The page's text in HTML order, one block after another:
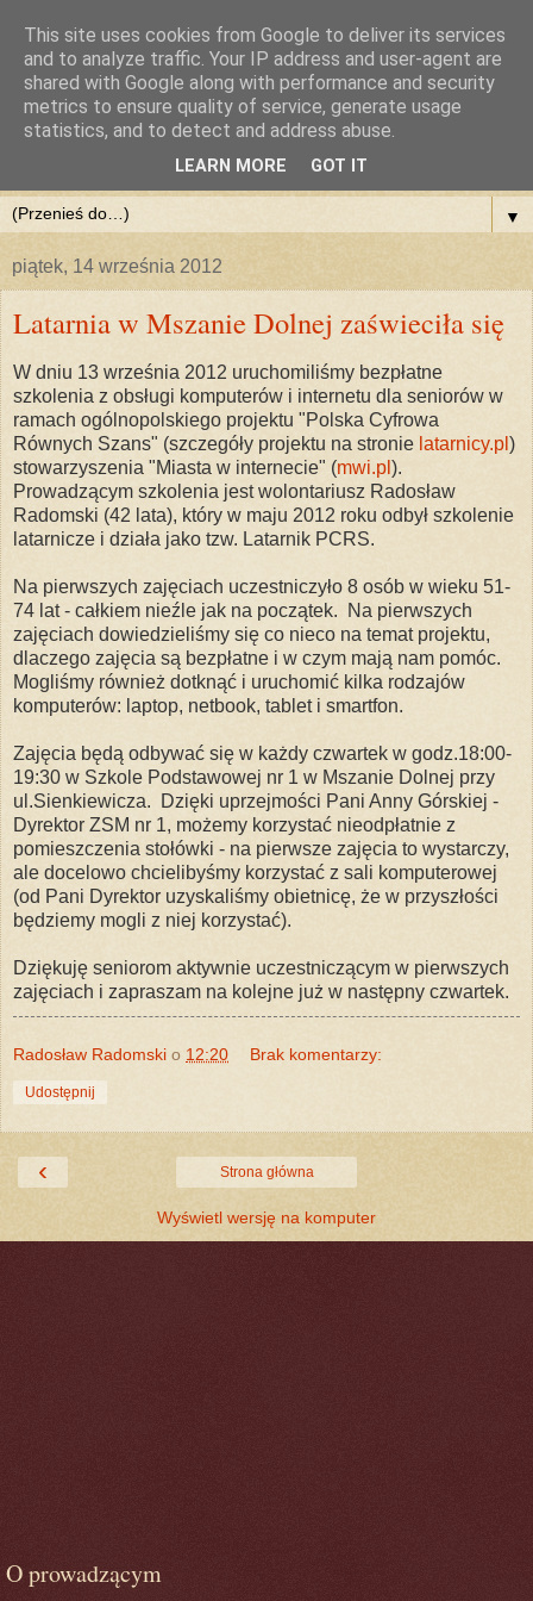
▼
piątek, 14 września 2012
Latarnia w Mszanie Dolnej zaświeciła się
W dniu 13 września 2012 uruchomiliśmy bezpłatne
szkolenia z obsługi komputerów i internetu dla seniorów w
ramach ogólnopolskiego projektu "Polska Cyfrowa
Równych Szans" (szczegóły projektu na stronie latarnicy.pl )
stowarzyszenia "Miasta w internecie" (mwi.pl ).
Prowadzącym szkolenia jest wolontariusz Radosław
Radomski (42 lata), który w maju 2012 roku odbył szkolenie
latarnicze i działa jako tzw. Latarnik PCRS.
Na pierwszych zajęciach uczestniczyło 8 osób w wieku 51-
74 lat - całkiem nieźle jak na początek. Na pierwszych
zajęciach dowiedzieliśmy się co nieco na temat projektu,
dlaczego zajęcia są bezpłatne i w czym mają nam pomóc.
Mogliśmy również dotknąć i uruchomić kilka rodzajów
komputerów: laptop, netbook, tablet i smartfon.
Zajęcia będą odbywać się w każdy czwartek w godz.18:00-
19:30 w Szkole Podstawowej nr 1 w Mszanie Dolnej przy
ul.Sienkiewicza. Dzięki uprzejmości Pani Anny Górskiej -
Dyrektor ZSM nr 1, możemy korzystać nieodpłatnie z
pomieszczenia stołówki - na pierwsze zajęcia to wystarczy,
ale docelowo chcielibyśmy korzystać z sali komputerowej
(od Pani Dyrektor uzyskaliśmy obietnicę, że w przyszłości
będziemy mogli z niej korzystać).
Dziękuję seniorom aktywnie uczestniczącym w pierwszych
zajęciach i zapraszam na kolejne już w następny czwartek.
Radosław Radomski o 12:20 Brak komentarzy:
Udostępnij
‹ Strona główna
Wyświetl wersję na komputer
O prowadzącym
This site uses cookies from Google to deliver its services
and to analyze traffic. Your IP address and user-agent are
shared with Google along with performance and security
metrics to ensure quality of service, generate usage
statistics, and to detect and address abuse.
LEARN MORE GOT IT